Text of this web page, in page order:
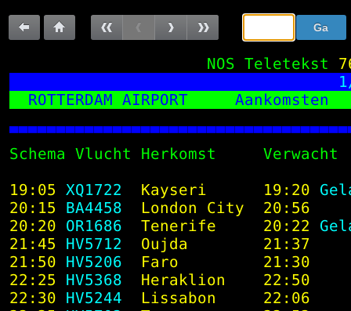
Sla
de
over
vorige
pagina
100
Ga
naar:
NOS Teletekst
ROTTERDAM AIRPORT
Schema Vlucht Herkomst     Verwacht
19:05 XQ1722 Kayseri 19:20
20:15 BA4458 London City
20:56
20:20 OR1686 Tenerife 20:22
21:45 HV5712 Oujda
21:37
21:50 HV5206 Faro
21:30
22:25 HV5368 Heraklion
22:50
22:30 HV5244 Lissabon
22:06